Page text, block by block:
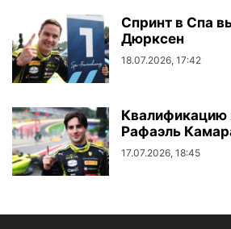
Спринт в Спа
Дюрксен
18.07.2026, 17:42
Квалификацию
Рафаэль
17.07.2026, 18:45